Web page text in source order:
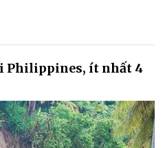
Philippines, ít nhất 4